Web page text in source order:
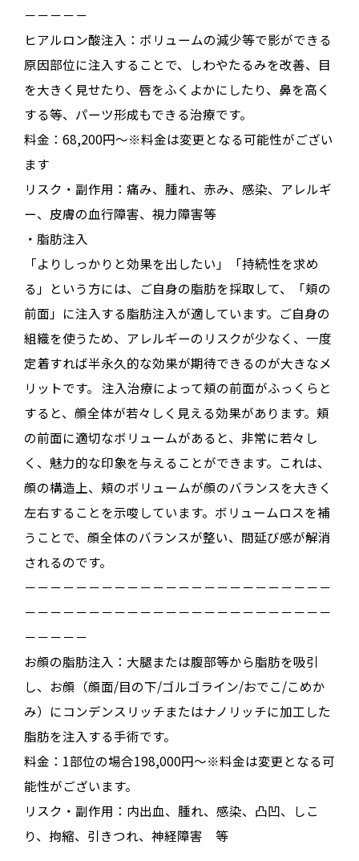
－－－－－
ヒアルロン酸注入：ボリュームの減少等で影ができる
原因部位に注入することで、しわやたるみを改善、目
を大きく見せたり、唇をふくよかにしたり、鼻を高く
する等、パーツ形成もできる治療です。
料金：68,200円～※料金は変更となる可能性がござい
ます
リスク・副作用：痛み、腫れ、赤み、感染、アレルギ
ー、皮膚の血行障害、視力障害等
・脂肪注入
「よりしっかりと効果を出したい」「持続性を求め
る」という方には、ご自身の脂肪を採取して、「頬の
前面」に注入する脂肪注入が適しています。ご自身の
組織を使うため、アレルギーのリスクが少なく、一度
定着すれば半永久的な効果が期待できるのが大きなメ
リットです。 注入治療によって頬の前面がふっくらと
すると、顔全体が若々しく見える効果があります。頬
の前面に適切なボリュームがあると、非常に若々し
く、魅力的な印象を与えることができます。これは、
顔の構造上、頬のボリュームが顔のバランスを大きく
左右することを示唆しています。ボリュームロスを補
うことで、顔全体のバランスが整い、間延び感が解消
されるのです。
－－－－－－－－－－－－－－－－－－－－－－－－
－－－－－－－－－－－－－－－－－－－－－－－－
－－－－－
お顔の脂肪注入：大腿または腹部等から脂肪を吸引
し、お顔（顔面/目の下/ゴルゴライン/おでこ/こめか
み）にコンデンスリッチまたはナノリッチに加工した
脂肪を注入する手術です。
料金：1部位の場合198,000円～※料金は変更となる可
能性がございます。
リスク・副作用：内出血、腫れ、感染、凸凹、しこ
り、拘縮、引きつれ、神経障害 等